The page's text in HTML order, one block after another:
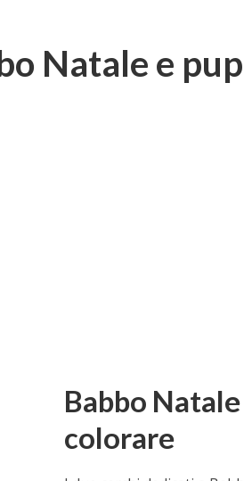
Natale e
Babbo
colorare